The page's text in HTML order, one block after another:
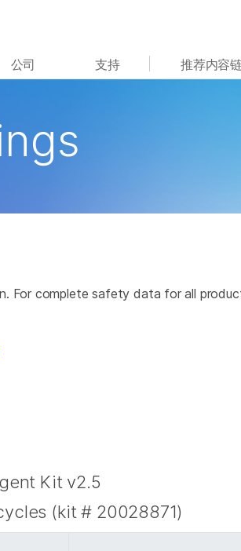
公司 支持 推荐内容
For complete safety data for all
Kit v2.5
(kit # 20028871)
查看更多相关内容。选择您感兴趣的领
农业基因组学
复杂疾病